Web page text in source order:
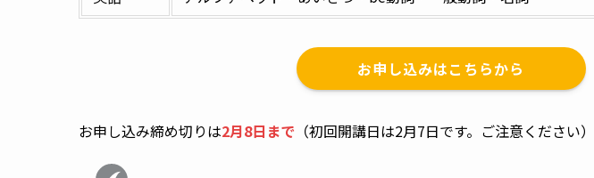
お申し込みはこちらから
お申し込み締め切りは2月8日まで （初回開講日は2月7日です。ご注意ください）